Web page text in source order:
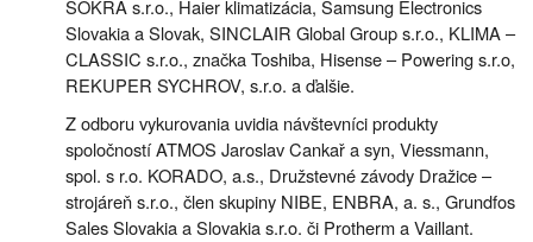
SOKRA s.r.o., Haier klimatizácia, Samsung Electronics
Slovakia a Slovak, SINCLAIR Global Group s.r.o., KLIMA –
CLASSIC s.r.o., značka Toshiba, Hisense – Powering s.r.o,
REKUPER SYCHROV, s.r.o. a ďalšie.
Z odboru vykurovania uvidia návštevníci produkty
spoločností ATMOS Jaroslav Cankař a syn, Viessmann,
spol. s r.o. KORADO, a.s., Družstevné závody Dražice –
strojáreň s.r.o., člen skupiny NIBE, ENBRA, a. s., Grundfos
Sales Slovakia a Slovakia s.r.o. či Protherm a Vaillant.